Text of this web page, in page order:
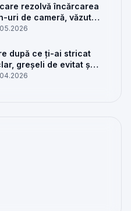
rezolvă încărcarea
uri de cameră, văzut
după ce ți-ai stricat
greșeli de evitat și